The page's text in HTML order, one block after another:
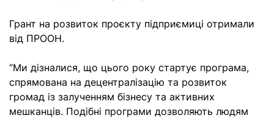
Грант на розвиток проєкту підприємиці отримали
від ПРООН.
“Ми дізналися, що цього року стартує програма,
спрямована на децентралізацію та розвиток
громад із залученням бізнесу та активних
мешканців. Подібні програми дозволяють людям